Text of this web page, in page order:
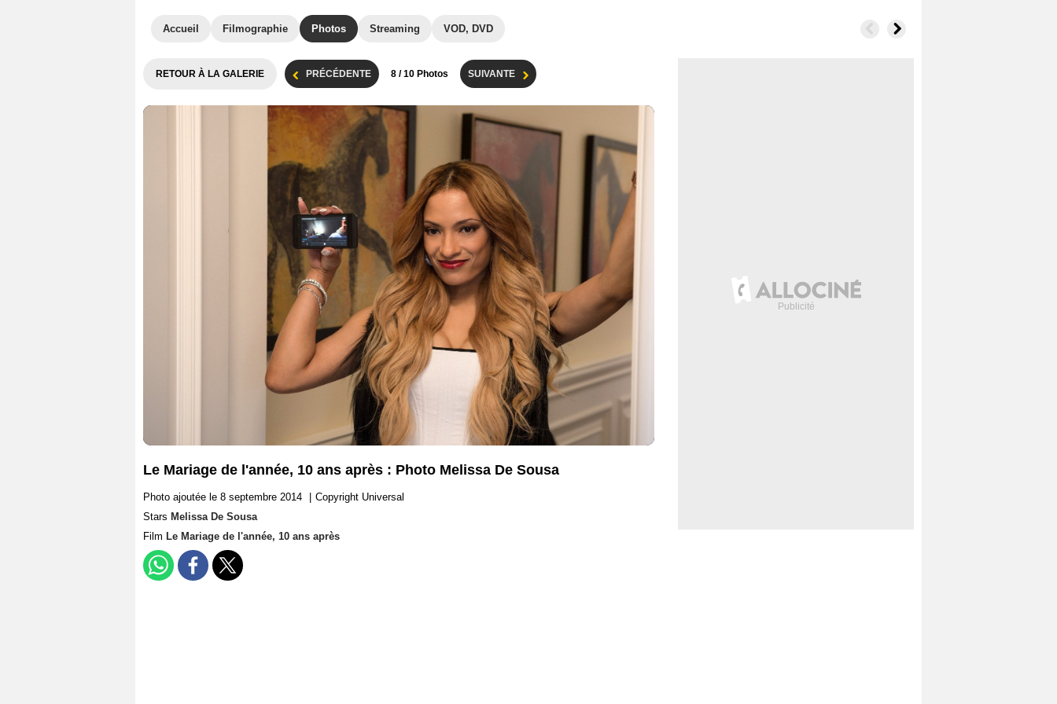
Accueil Filmographie Photos Streaming VOD, DVD
RETOUR À LA GALERIE PRÉCÉDENTE 8 / 10 Photos SUIVANTE
Le Mariage de l'année, 10 ans après : Photo Melissa De Sousa
Photo ajoutée le 8 septembre 2014
Copyright Universal
Stars Melissa De Sousa
Film Le Mariage de l'année, 10 ans après